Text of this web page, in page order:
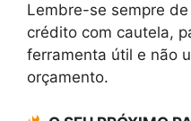
Lembre-se sempre
crédito com cautela,
ferramenta útil e não
orçamento.